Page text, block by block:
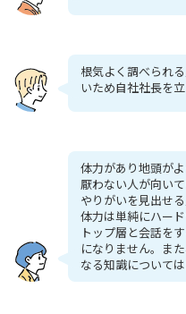
根気よく調べられ
いため自社社長を
体力があり地頭が
厭わない人が向い
やりがいを見出せ
体力は単純にハー
トップ層と会話を
になりません。ま
なる知識について